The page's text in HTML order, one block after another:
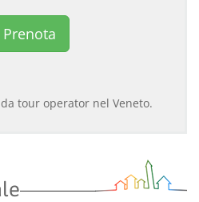
tour operator nel Veneto.